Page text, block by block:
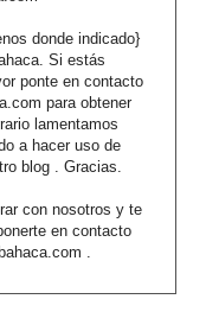
donde indicado}
Si estás
ponte en contacto
para obtener
lamentamos
a hacer uso de
blog . Gracias.
con nosotros y te
en contacto
.